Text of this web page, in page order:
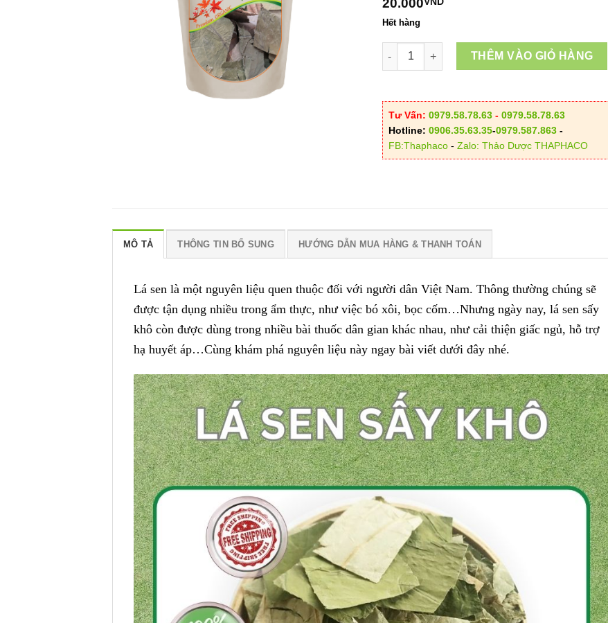
20.000
Hết hàng
Lá Sen Sấy Khô số lượng
THÊM VÀO GIỎ HÀNG
Tư Vấn: 0979.58.78.63- 0979.58.78.63
Hotline: 0906.35.63.35-0979.587.863-
FB:Thaphaco- Zalo: Thảo Dược THAPHACO
MÔ TẢ THÔNG TIN BỔ SUNG HƯỚNG DẪN MUA HÀNG & THANH TOÁN
Lá sen là một nguyên liệu quen thuộc đối với người dân Việt Nam. Thông thường chúng sẽ
được tận dụng nhiều trong ẩm thực, như việc bó xôi, bọc cốm…Nhưng ngày nay, lá sen sấy
khô còn được dùng trong nhiều bài thuốc dân gian khác nhau, như cải thiện giấc ngủ, hỗ trợ
hạ huyết áp…Cùng khám phá nguyên liệu này ngay bài viết dưới đây nhé.